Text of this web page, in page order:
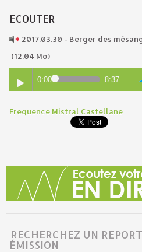
ECOUTER
2017.03.30 - Berger des
(12.04 Mo)
0:00 8:37
Frequence Mistral Castellane
RECHERCHEZ UN
ÉMISSION